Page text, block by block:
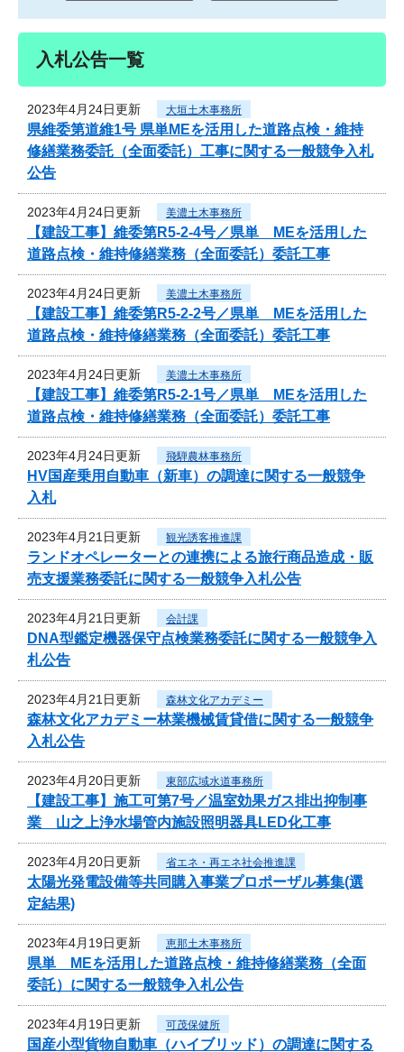
入札公告一覧
2023年4月24日更新 大垣土木事務所
県維委第道維1号 県単MEを活用した道路点検・維持
修繕業務委託（全面委託）工事に関する一般競争入札
公告
2023年4月24日更新 美濃土木事務所
【建設工事】維委第R5-2-4号／県単 MEを活用した
道路点検・維持修繕業務（全面委託）委託工事
2023年4月24日更新 美濃土木事務所
【建設工事】維委第R5-2-2号／県単 MEを活用した
道路点検・維持修繕業務（全面委託）委託工事
2023年4月24日更新 美濃土木事務所
【建設工事】維委第R5-2-1号／県単 MEを活用した
道路点検・維持修繕業務（全面委託）委託工事
2023年4月24日更新 飛騨農林事務所
HV国産乗用自動車（新車）の調達に関する一般競争
入札
2023年4月21日更新 観光誘客推進課
ランドオペレーターとの連携による旅行商品造成・販
売支援業務委託に関する一般競争入札公告
2023年4月21日更新 会計課
DNA型鑑定機器保守点検業務委託に関する一般競争入
札公告
2023年4月21日更新 森林文化アカデミー
森林文化アカデミー林業機械賃貸借に関する一般競争
入札公告
2023年4月20日更新 東部広域水道事務所
【建設工事】施工可第7号／温室効果ガス排出抑制事
業 山之上浄水場管内施設照明器具LED化工事
2023年4月20日更新 省エネ・再エネ社会推進課
太陽光発電設備等共同購入事業プロポーザル募集(選
定結果)
2023年4月19日更新 恵那土木事務所
県単 MEを活用した道路点検・維持修繕業務（全面
委託）に関する一般競争入札公告
2023年4月19日更新 可茂保健所
国産小型貨物自動車（ハイブリッド）の調達に関する